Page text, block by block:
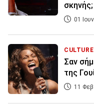
σκηνής;
01
CULTURE
Σαν
της
11